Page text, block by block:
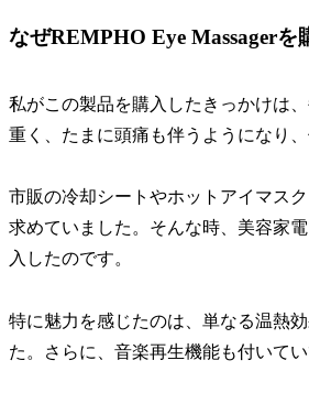
なぜREMPHO Eye Massagerを
私がこの製品を購入したきっかけは
重く、たまに頭痛も伴うようになり
市販の冷却シートやホットアイマス
求めていました。そんな時、美容家
入したのです。
特に魅力を感じたのは、単なる温熱
た。さらに、音楽再生機能も付いて